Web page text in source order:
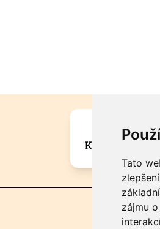
Tato
zájmu
Máte
Kontaktujte